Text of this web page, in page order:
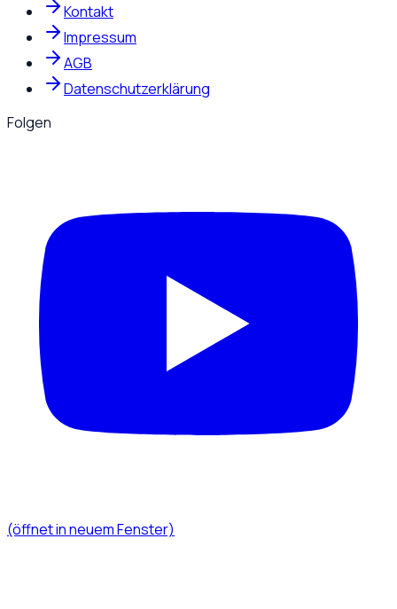
Kontakt
Impressum
AGB
Datenschutzerklärung
Folgen
(öffnet in neuem Fenster)